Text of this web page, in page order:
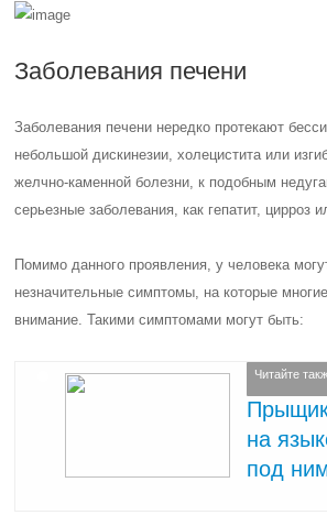
Заболевания печени
Заболевания печени нередко протекают
небольшой дискинезии, холецистита или
желчно-каменной болезни, к подобным
серьезные заболевания, как гепатит, цирроз
Помимо данного проявления, у человека
незначительные симптомы, на которые
внимание. Такими симптомами могут быть:
Читайте
на
под